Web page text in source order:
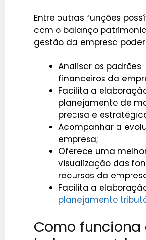
Entre outras funções
com o balanço
gestão da empresa
Analisar os padrões
financeiros da
Facilita a
planejamento de
precisa e
Acompanhar a
empresa;
Oferece uma
visualização das
recursos da
Facilita a
planejamento
Como funciona